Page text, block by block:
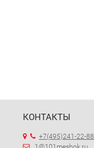
КОНТАКТЫ
+7(495)241-22-88